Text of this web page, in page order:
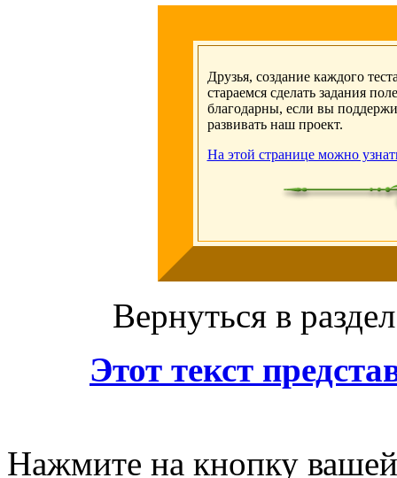
Друзья, создание каждого
стараемся сделать задания
благодарны, если вы
развивать наш проект.
На этой странице можно
Вернуться в раздел
Этот текст
Нажмите на кнопку